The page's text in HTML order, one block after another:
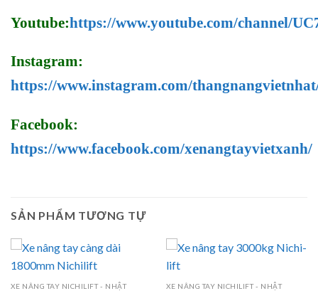
Youtube:https://www.youtube.com/channel/
Instagram:
https://www.instagram.com/
Facebook:
https://www.facebook.com/xenangtayvietxanh/
SẢN PHẨM TƯƠNG TỰ
XE NÂNG TAY NICHILIFT - NHẬT XE NÂNG TAY NICHILIFT - NHẬT